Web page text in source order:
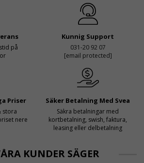
på
Kunnig Support
031-20 92 07
[email protected]
Priser
stora
nere
Säker Betalning Med Svea
Säkra betalningar med
kortbetalning, swish, faktura,
leasing eller delbetalning
KUNDER SÄGER